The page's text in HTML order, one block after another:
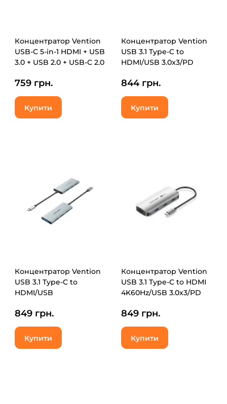
Концентратор Vention
USB-C 5-in-1 HDMI + USB
3.0 + USB 2.0 + USB-C 2.0
759 грн.
Купити
Концентратор Vention
USB 3.1 Type-C to
HDMI/USB 3.0x3/PD
Alloy Hub 5-in-1 (TGESB)
844 грн.
Купити
Концентратор Vention
USB 3.1 Type-C to
HDMI/USB
in-1 (TOPHB)
849 грн.
Купити
Концентратор Vention
USB 3.1 Type-C to HDMI
4K60Hz/USB 3.0x3/PD
849 грн.
Купити